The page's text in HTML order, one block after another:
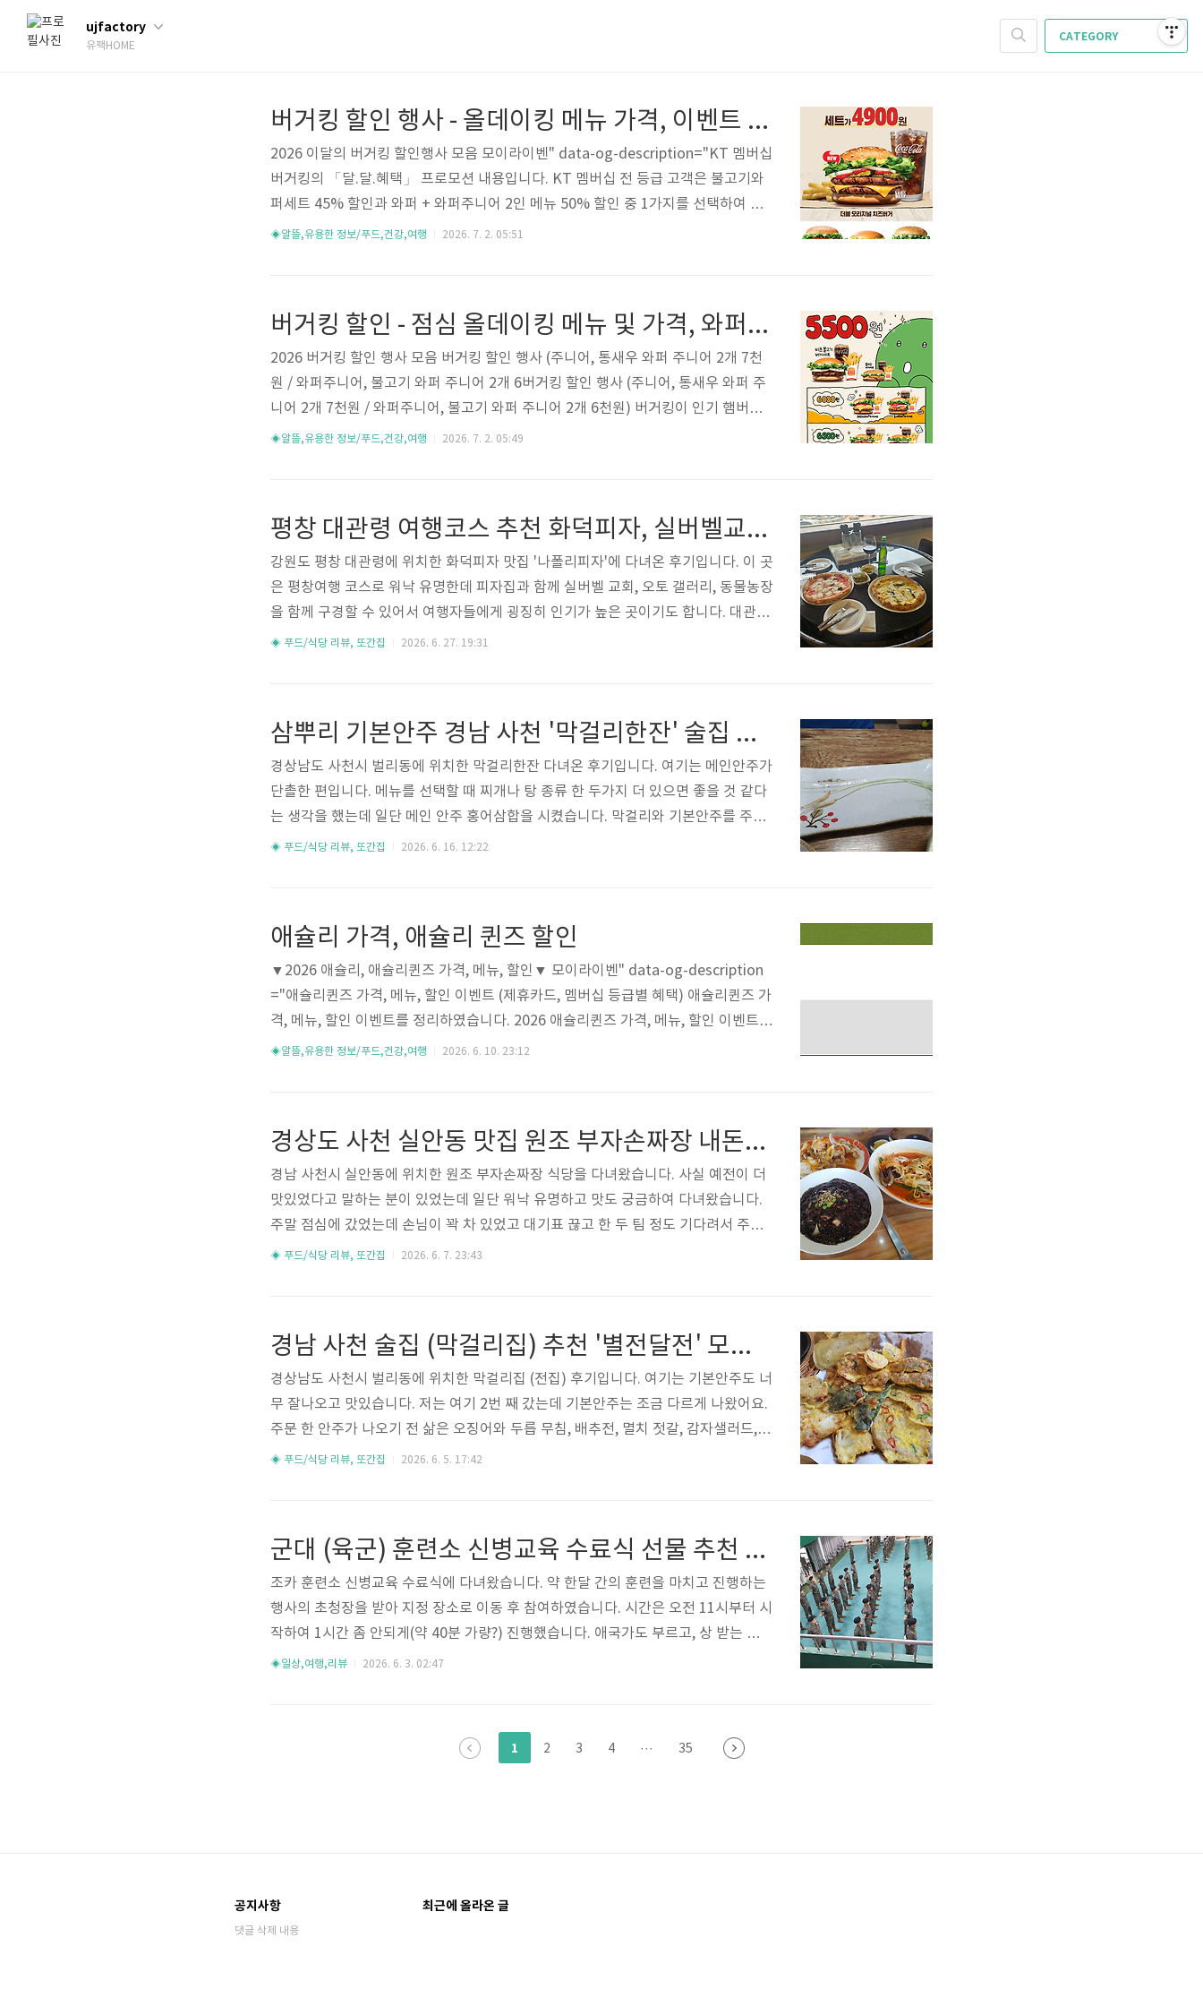
ujfactory
유팩HOME
CATEGORY
버거킹 할인 행사 - 올데이킹 메뉴 가격, 이벤트 모음
2026 이달의 버거킹 할인행사 모음 모이라이벤" data-og-description="KT 멤버십
버거킹의 「달.달.혜택」 프로모션 내용입니다. KT 멤버십 전 등급 고객은 불고기와
퍼세트 45% 할인과 와퍼 + 와퍼주니어 2인 메뉴 50% 할인 중 1가지를 선택하여 이
용할 수 있습니다. 버" data-og-host="moiraevent.com" data-og-source-url
「달.달.혜택」 ..
◈알뜰,유용한 정보/푸드,건강,여행 2026. 7. 2. 05:51
버거킹 할인 - 점심 올데이킹 메뉴 및 가격, 와퍼 프로모션, 딜리버리 배달 할인
2026 버거킹 할인 행사 모음 버거킹 할인 행사 (주니어, 통새우 와퍼 주니어 2개 7천
원 / 와퍼주니어, 불고기 와퍼 주니어 2개 6버거킹 할인 행사 (주니어, 통새우 와퍼 주
니어 2개 7천원 / 와퍼주니어, 불고기 와퍼 주니어 2개 6천원) 버거킹이 인기 햄버거
할인 한정 프로모션을 진행합니다. 각 동일 메뉴 2개를 할인된 가격www.moiraeven
할인 햄버거 점심 할인 메뉴 및 가격 1.맥도날드 맥런치 세트 메뉴 할인 - 빅맥 BLT 세
트 7..
◈알뜰,유용한 정보/푸드,건강,여행 2026. 7. 2. 05:49
평창 대관령 여행코스 추천 화덕피자, 실버벨교회, 오토갤러리, 동물원
강원도 평창 대관령에 위치한 화덕피자 맛집 '나폴리피자'에 다녀온 후기입니다. 이 곳
은 평창여행 코스로 워낙 유명한데 피자집과 함께 실버벨 교회, 오토 갤러리, 동물농장
을 함께 구경할 수 있어서 여행자들에게 굉징히 인기가 높은 곳이기도 합니다. 대관령
IC 고속도로를 빠져나오면 24시 김치찌개 집과 한우마을이 보이고 그 위로 조금 더 올
류들도 구경할 수 있어 아이들과 함께 오기 좋은 곳 같습니다.아래 영상 속에서 대관령
여행코스, 동물농장 친구들..
◈ 푸드/식당 리뷰, 또간집 2026. 6. 27. 19:31
삼뿌리 기본안주 경남 사천 '막걸리한잔' 술집 홍어삼합, 모듬전 안주 리뷰 및 추천
경상남도 사천시 벌리동에 위치한 막걸리한잔 다녀온 후기입니다. 여기는 메인안주가
단촐한 편입니다. 메뉴를 선택할 때 찌개나 탕 종류 한 두가지 더 있으면 좋을 것 같다
는 생각을 했는데 일단 메인 안주 홍어삼합을 시켰습니다. 막걸리와 기본안주를 주셨
는데 기본안주가 도토리묵, 부침개, 콩나물국, 마른 안주, 토마토, 열무물김치, 삼뿌리
시켰습니다. 홍어는 적당히 잘 삭혀졌고 고기도 잡내 없이 부드러웠습니다. 저는 삭힌
홍어를 어느정도 먹긴 하지만 그렇지 않으신 분들..
◈ 푸드/식당 리뷰, 또간집 2026. 6. 16. 12:22
애슐리 가격, 애슐리 퀸즈 할인
▼2026 애슐리, 애슐리퀸즈 가격, 메뉴, 할인▼ 모이라이벤" data-og-description
="애슐리퀸즈 가격, 메뉴, 할인 이벤트 (제휴카드, 멤버십 등급별 혜택) 애슐리퀸즈 가
격, 메뉴, 할인 이벤트를 정리하였습니다. 2026 애슐리퀸즈 가격, 메뉴, 할인 이벤트
애슐리 퀸즈 가격 애슐" data-og-host="moiraevent.com" data-og-source-url
트..
◈알뜰,유용한 정보/푸드,건강,여행 2026. 6. 10. 23:12
경상도 사천 실안동 맛집 원조 부자손짜장 내돈내산 후기
경남 사천시 실안동에 위치한 원조 부자손짜장 식당을 다녀왔습니다. 사실 예전이 더
맛있었다고 말하는 분이 있었는데 일단 워낙 유명하고 맛도 궁금하여 다녀왔습니다.
주말 점심에 갔었는데 손님이 꽉 차 있었고 대기표 끊고 한 두 팀 정도 기다려서 주문
할 수 있었습니다. 탕수육이 제일 먼저 나왔는데 부먹으로 나왔습니다. 등심 고기 튀김
과 견과류가 들어있어 간간히 씹는 맛이 있었습니다. 7천원에 이정도 짜장면은 나쁘
지 않다고 생각합니다. 짬뽕에는 전복, 절단 꽃개, ..
◈ 푸드/식당 리뷰, 또간집 2026. 6. 7. 23:43
경남 사천 술집 (막걸리집) 추천 '별전달전' 모듬전 메뉴 후기
경상남도 사천시 벌리동에 위치한 막걸리집 (전집) 후기입니다. 여기는 기본안주도 너
무 잘나오고 맛있습니다. 저는 여기 2번 째 갔는데 기본안주는 조금 다르게 나왔어요.
주문 한 안주가 나오기 전 삶은 오징어와 두릅 무침, 배추전, 멸치 젓갈, 감자샐러드,
두부김치 등등 나왔는데 너무 맛있더라구요. (첫번째 간날에는 홍합탕도 나왔었음요)
들은 간이 딱 맞았고 재료들 다 신선했습니다. 두릅 무침과 삶은 오징어도 좋았습니다.
안주는 메뉴판에서 해물파전, 모듬전 시켜 먹어봤습니다...
◈ 푸드/식당 리뷰, 또간집 2026. 6. 5. 17:42
군대 (육군) 훈련소 신병교육 수료식 선물 추천 & 참여 후기
조카 훈련소 신병교육 수료식에 다녀왔습니다. 약 한달 간의 훈련을 마치고 진행하는
행사의 초청장을 받아 지정 장소로 이동 후 참여하였습니다. 시간은 오전 11시부터 시
작하여 1시간 좀 안되게(약 40분 가량?) 진행했습니다. 애국가도 부르고, 상 받는 모습
도 보고, 훈련모습 영상도 틀어줘서 시청하였습니다. 저는 수료식 참석 전 어떤 선물을
느낌이였어요.ㅜ,ㅜ 예약하고 수료식날 아침에 찾아가는 것도 괞찬을 듯 합니다. 다른
가족들은 화장품류, IT 기기 등을 선물로 주었습니다.꽃다발은 처음부터 수료식장 가
◈일상,여행,리뷰 2026. 6. 3. 02:47
1 2 3 4 ··· 35
공지사항
댓글 삭제 내용
최근에 올라온 글